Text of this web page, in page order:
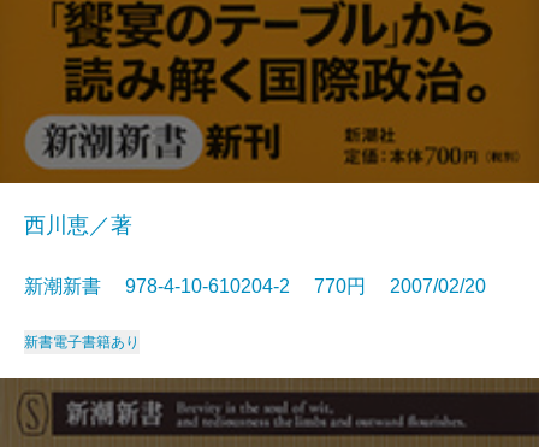
西川恵／著
新潮新書 978-4-10-610204-2 770円 2007/02/20
新書電子書籍あり